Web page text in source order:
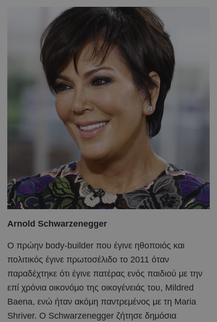
Arnold Schwarzenegger
Ο πρώην body-builder που έγινε ηθοποιός και
πολιτικός έγινε πρωτοσέλιδο το 2011 όταν
παραδέχτηκε ότι έγινε πατέρας ενός παιδιού με την
επί χρόνια οικονόμο της οικογένειάς του, Mildred
Baena, ενώ ήταν ακόμη παντρεμένος με τη Maria
Shriver. Ο Schwarzenegger ζήτησε δημόσια